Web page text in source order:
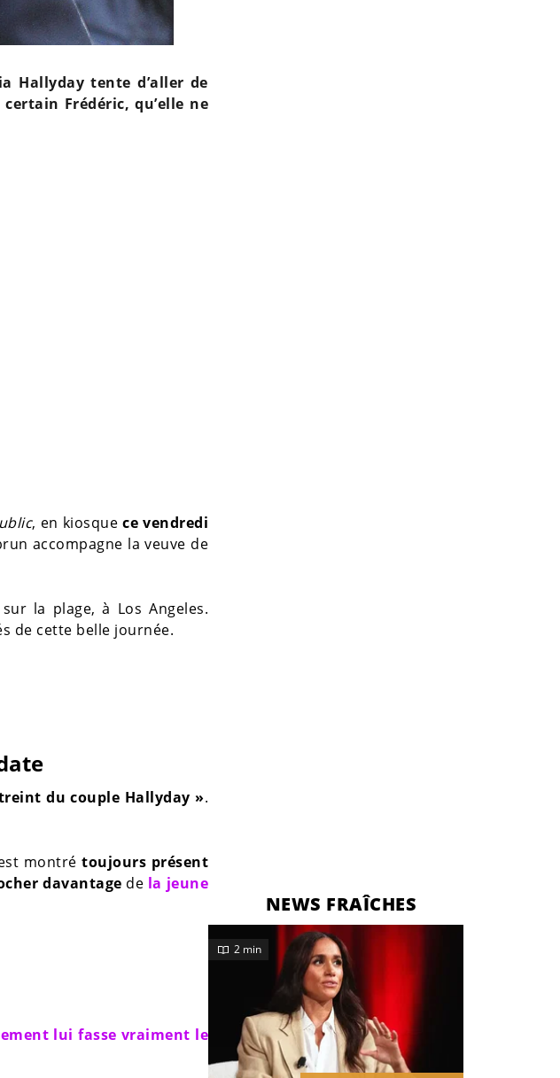
Hallyday tente d’aller de
Frédéric, qu’elle ne
, en kiosque ce vendredi
accompagne la veuve de
la plage, à Los Angeles.
de cette belle journée.
du couple Hallyday ».
montrétoujours présent
davantage de la jeune
lui fasse vraiment le
NEWS FRAÎCHES
2 min